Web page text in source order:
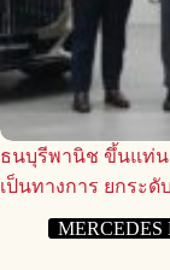
ธนบุรีพานิช ขึ้นแท่นตั
เป็นทางการ ยกระดั
MERCEDES